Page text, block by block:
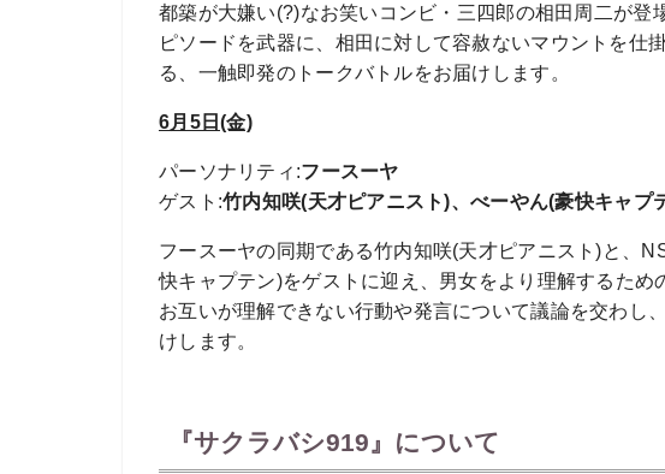
都築が大嫌い(?)なお笑いコンビ・三四郎の相田周二が登
ピソードを武器に、相田に対して容赦ないマウントを仕
る、一触即発のトークバトルをお届けします。
6月5日(金)
パーソナリティ :フースーヤ
ゲスト :竹内知咲(天才ピアニスト)、べーやん(豪快キャプ
フースーヤの同期である竹内知咲(天才ピアニスト)と、
快キャプテン)をゲストに迎え、男女をより理解するため
お互いが理解できない行動や発言について議論を交わし
けします。
『サクラバシ919』について